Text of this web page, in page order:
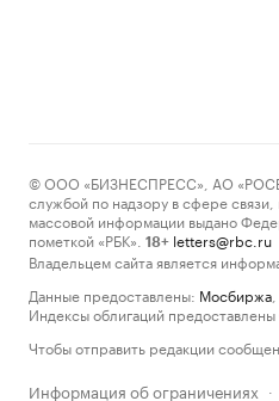
© ООО «БИЗНЕСПРЕСС», АО
службой по надзору в сфере
массовой информации выдано
пометкой «РБК».
18+ letters@rbc.ru
Владельцем сайта является
Данные предоставлены: Мосбиржа
Индексы облигаций предоставлены
Чтобы отправить редакции
Информация об ограничениях ·